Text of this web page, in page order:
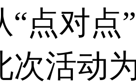
“点对点
次活动